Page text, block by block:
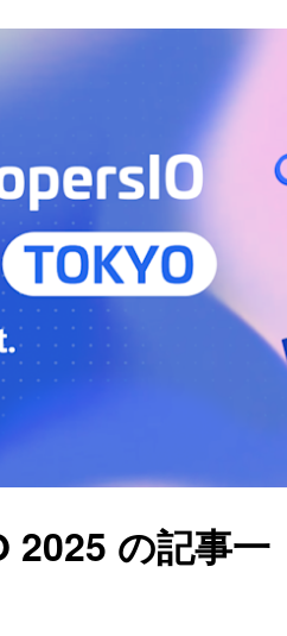
2025 の記事一